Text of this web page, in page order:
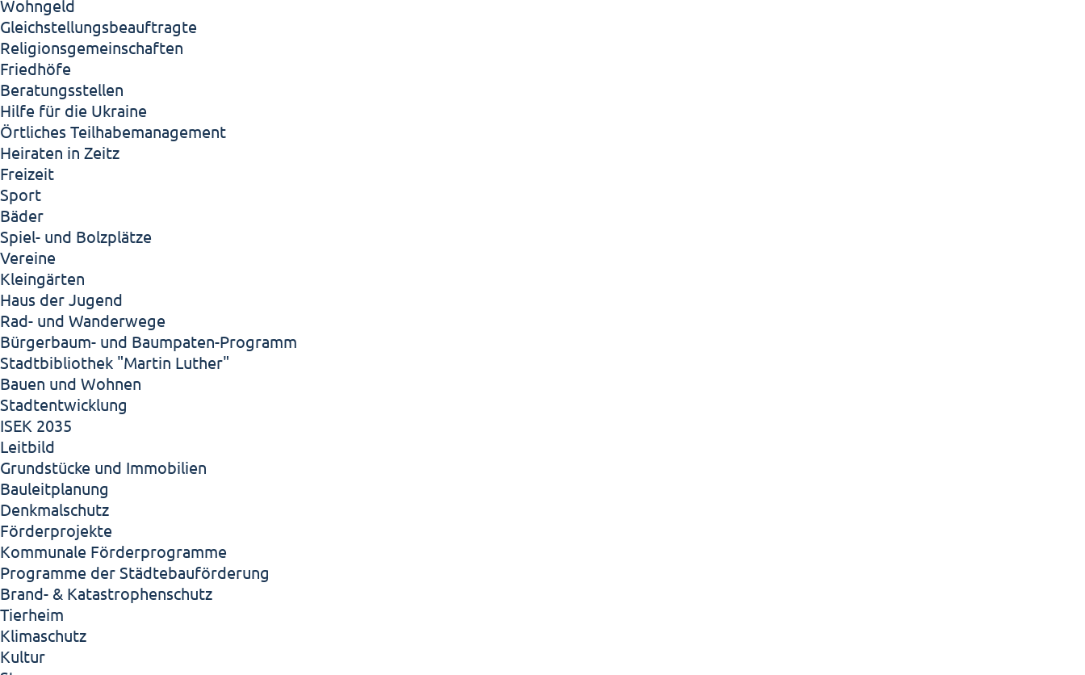
Wohngeld
Gleichstellungsbeauftragte
Religionsgemeinschaften
Friedhöfe
Beratungsstellen
Hilfe für die Ukraine
Örtliches Teilhabemanagement
Heiraten in Zeitz
Freizeit
Sport
Bäder
Spiel- und Bolzplätze
Vereine
Kleingärten
Haus der Jugend
Rad- und Wanderwege
Bürgerbaum- und Baumpaten-Programm
Stadtbibliothek "Martin Luther"
Bauen und Wohnen
Stadtentwicklung
ISEK 2035
Leitbild
Grundstücke und Immobilien
Bauleitplanung
Denkmalschutz
Förderprojekte
Kommunale Förderprogramme
Programme der Städtebauförderung
Brand- & Katastrophenschutz
Tierheim
Klimaschutz
Kultur